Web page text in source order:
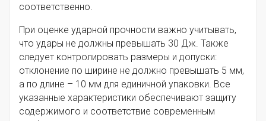
соответственно.
При оценке ударной прочности важно учитывать,
что удары не должны превышать 30 Дж. Также
следует контролировать размеры и допуски:
отклонение по ширине не должно превышать 5 мм,
а по длине – 10 мм для единичной упаковки. Все
указанные характеристики обеспечивают защиту
содержимого и соответствие современным